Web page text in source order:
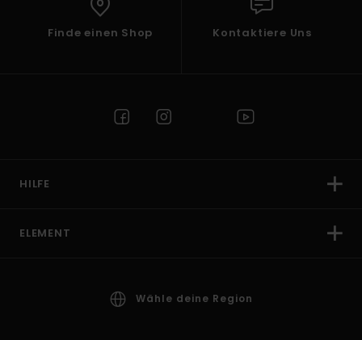
Finde einen Shop Kontaktiere Uns
HILFE
ELEMENT
Wähle deine Region